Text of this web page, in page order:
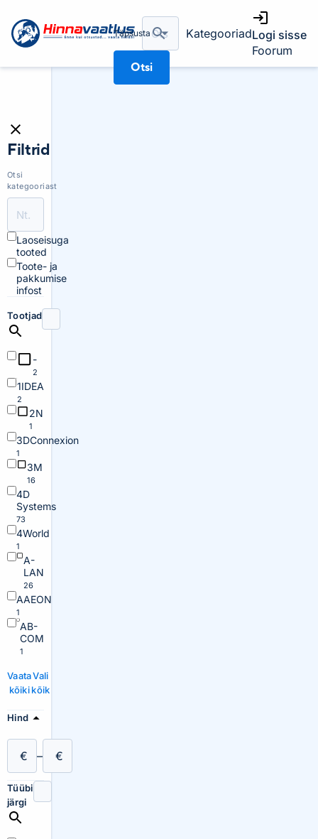
Täpsusta
Otsi
KategooriadLogi sisse
Foorum
Filtrid
Otsi
kategooriast
Laoseisuga
tooted
Toote- ja
pakkumise
infost
Tootjad
-
2
1IDEA
2
2N
1
3DConnexion
1
3M
16
4D
Systems
73
4World
1
A-
LAN
26
AAEON
1
AB-
COM
1
Vaata
kõiki
Vali
kõik
Hind
€ – €
Tüübi
järgi